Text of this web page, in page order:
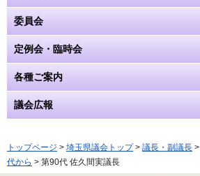
委員会
定例会・臨時会
各種ご案内
議会広報
トップページ > 埼玉県議会トップ> 議長・副議長 >
代から > 第90代 佐久間実議長